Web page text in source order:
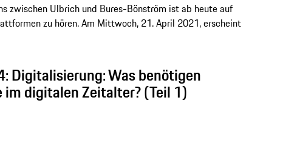
zwischen Ulbrich und Bures-Bönström ist ab heute auf
zu hören. Am Mittwoch, 21. April 2021, erscheint
Digitalisierung: Was benötigen
im digitalen Zeitalter? (Teil 1)